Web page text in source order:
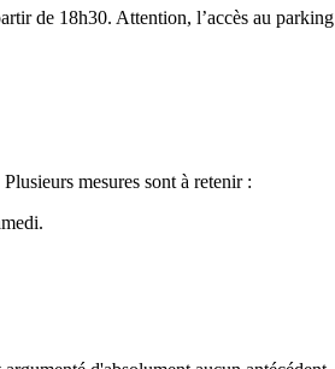
de 18h30. Attention, l’accès au
mesures sont à retenir :